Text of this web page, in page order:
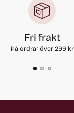
Fri frakt
På ordrar över 299 kr